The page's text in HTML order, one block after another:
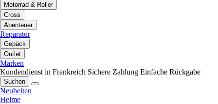
Motorrad & Roller
Cross
Abenteuer
Reparatur
Gepäck
Outlet
Marken
Kundendienst in Frankreich Sichere Zahlung Einfache Rückgabe
Suchen
Neuheiten
Helme